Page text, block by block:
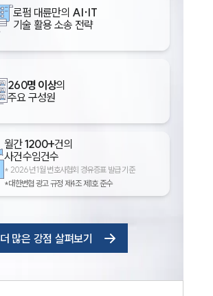
로펌 대륜만의 AI·IT
기술 활용 소송 전략
260명 이상의
주요 구성원
월간1200+건의
사건수임건수
* 2026년 1월 변호사협회 경유증표 발급 기준
*대한변협 광고 규정 제4조 제1호 준수
더 많은 강점 살펴보기